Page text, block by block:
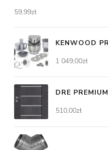
59,99zł
KENWOOD
1 049,00zł
DRE PREMIUM
510,00zł